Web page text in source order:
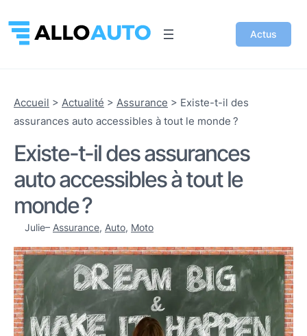
Actus
Accueil > Actualité > Assurance > Existe-t-il des
assurances auto accessibles à tout le monde ?
Existe-t-il des assurances
auto accessibles à tout le
monde ?
Julie– Assurance, Auto, Moto